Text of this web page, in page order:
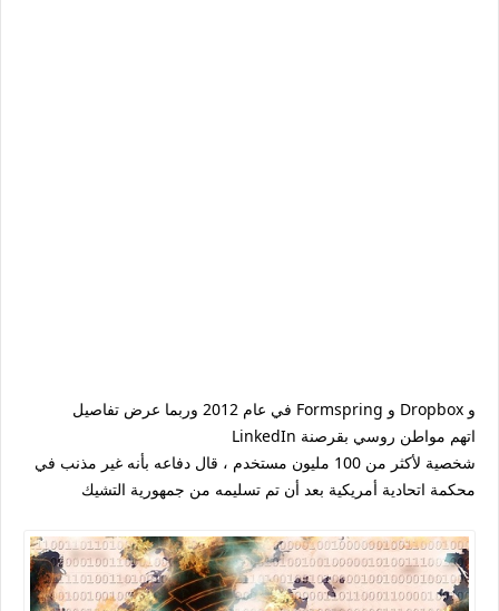
في عام 2012 وربما عرض تفاصيل Formspring و Dropbox و
LinkedIn اتهم مواطن روسي بقرصنة
شخصية لأكثر من 100 مليون مستخدم ، قال دفاعه بأنه غير مذنب في
محكمة اتحادية أمريكية بعد أن تم تسليمه من جمهورية التشيك